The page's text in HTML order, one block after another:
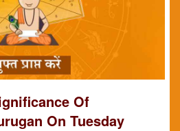
Of
On Tuesday